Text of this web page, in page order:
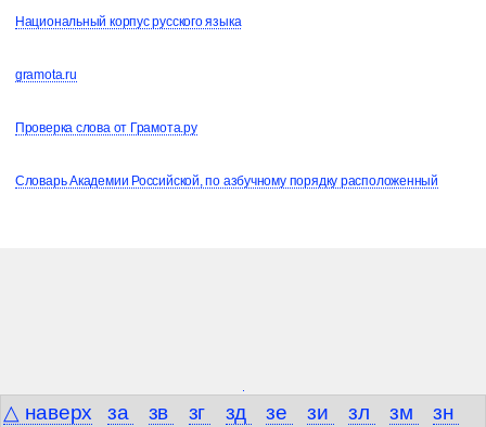
△ наверх за зв зг зд зе зи зл зм зн
Национальный корпус русского языка
gramota.ru
Проверка слова от Грамота.ру
Словарь Академии Российской, по азбучному порядку расположенный